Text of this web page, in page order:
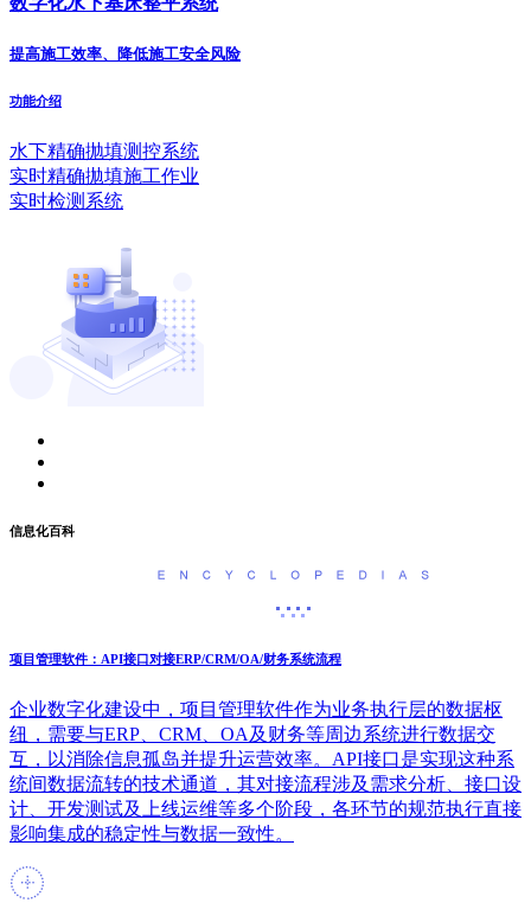
提高施工效率、降低施工安全风险
功能介绍
水下精确抛填测控系统
实时精确拋填施工作业
实时检测系统
信息化百科
项目管理软件：API接口对接ERP/CRM/OA/财务系统流程
企业数字化建设中，项目管理软件作为业务执行层的数据枢
纽，需要与ERP、CRM、OA及财务等周边系统进行数据交
互，以消除信息孤岛并提升运营效率。API接口是实现这种系
统间数据流转的技术通道，其对接流程涉及需求分析、接口设
计、开发测试及上线运维等多个阶段，各环节的规范执行直接
影响集成的稳定性与数据一致性。